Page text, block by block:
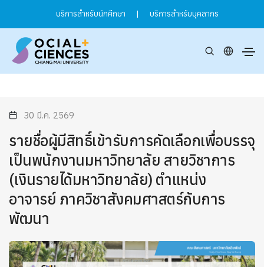
บริการสำหรับนักศึกษา | บริการสำหรับบุคลากร
30 มี.ค. 2569
รายชื่อผู้มีสิทธิ์เข้ารับการคัดเลือกเพื่อบรรจุ
เป็นพนักงานมหาวิทยาลัย สายวิชาการ
(เงินรายได้มหาวิทยาลัย) ตำแหน่ง
อาจารย์ ภาควิชาสังคมศาสตร์กับการ
พัฒนา